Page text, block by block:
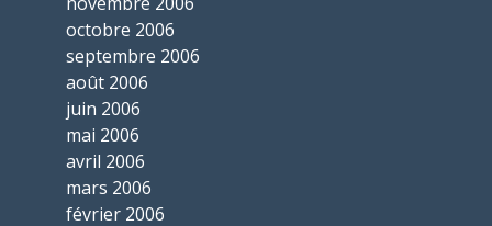
octobre 2006
septembre 2006
août 2006
juin 2006
mai 2006
avril 2006
mars 2006
février 2006